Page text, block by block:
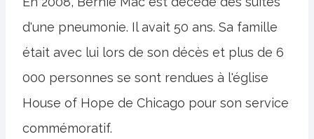
d'une pneumonie. Il avait 50 ans. Sa famille
était avec lui lors de son décès et plus de 6
000 personnes se sont rendues à l'église
House of Hope de Chicago pour son service
commémoratif.